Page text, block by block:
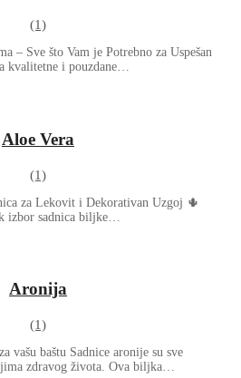
(1)
– Sve što Vam je Potrebno za Uspešan
kvalitetne i pouzdane…
Aloe Vera
(1)
za Lekovit i Dekorativan Uzgoj 🌵
izbor sadnica biljke…
Aronija
(1)
vašu baštu Sadnice aronije su sve
zdravog života. Ova biljka…